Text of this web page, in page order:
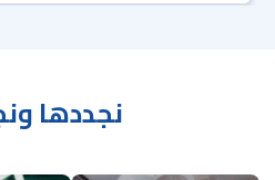
نجددها